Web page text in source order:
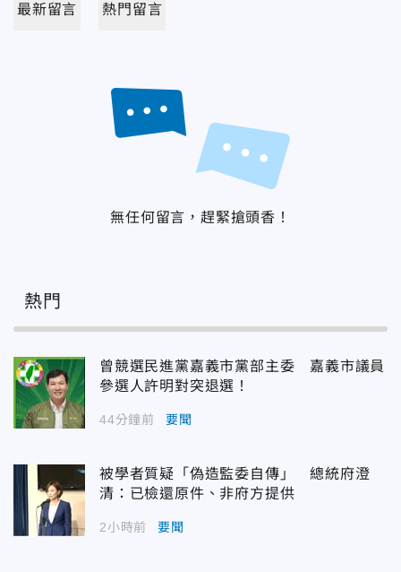
最新留言 熱門留言
無任何留言，趕緊搶頭香！
熱門
曾競選民進黨嘉義市黨部主委 嘉義市議員
參選人許明對突退選！
44分鐘前 要聞
被學者質疑「偽造監委自傳」 總統府澄
清：已檢還原件、非府方提供
2小時前 要聞